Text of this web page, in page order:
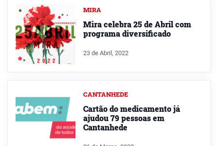
MIRA
Mira celebra 25 de Abril com
programa diversificado
23 de Abril, 2022
CANTANHEDE
Cartão do medicamento já
ajudou 79 pessoas em
Cantanhede